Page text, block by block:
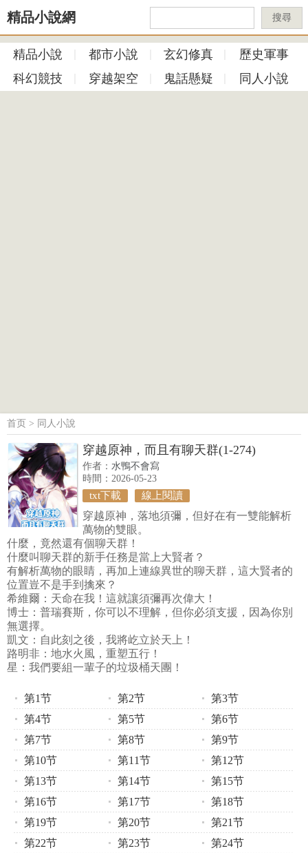
精品小說網 搜尋
精品小說 都市小說 玄幻修真
歷史軍事
科幻競技
穿越架空 鬼話懸疑 同人小說
首页 > 同人小說
穿越原神，而且有聊天群(1-274)
作者： 水鴨不會寫
時間：2026-05-23
txt下載 線上閱讀
穿越原神，落地須彌，但好在有一雙能解析
萬物的雙眼。
什麼，竟然還有個聊天群！
什麼叫聊天群的新手任務是當上大賢者？
有解析萬物的眼睛，再加上連線異世的聊天群，這大賢者的
位置豈不是手到擒來？
希維爾：天命在我！這就讓須彌再次偉大！
博士：普瑞賽斯，你可以不理解，但你必須支援，因為你別
無選擇。
凱文：自此刻之後，我將屹立於天上！
路明非：地水火風，重塑五行！
星：我們要組一輩子的垃圾桶天團！
第1节 第2节
第3节
第4节
第5节
第6节
第7节
第8节
第9节
第10节
第11节
第12节
第13节
第14节
第15节
第16节
第17节
第18节
第19节
第20节
第21节
第22节
第23节
第24节